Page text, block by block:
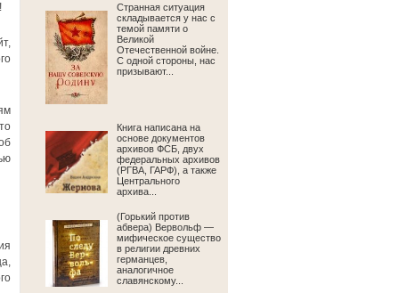
Странная ситуация
складывается у нас с
темой памяти о
Великой
Отечественной войне.
С одной стороны, нас
призывают...
Книга написана на
основе документов
архивов ФСБ, двух
федеральных архивов
(РГВА, ГАРФ), а также
Центрального
архива...
(Горький против
абвера) Вервольф —
мифическое существо
в религии древних
германцев,
аналогичное
славянскому...